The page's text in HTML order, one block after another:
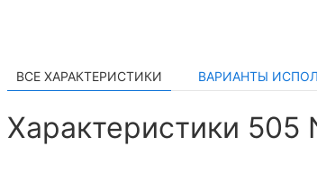
ВСЕ ХАРАКТЕРИСТИКИ ВАРИАНТЫ
Характеристики 505